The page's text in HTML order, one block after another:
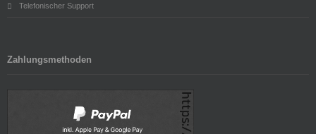
Telefonischer Support
Zahlungsmethoden